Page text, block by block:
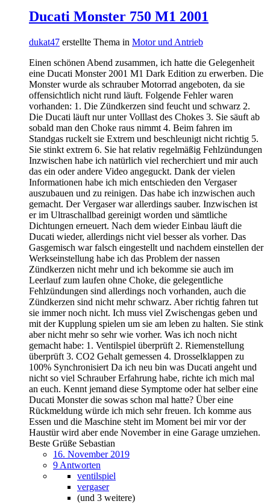
Ducati Monster 750 M1 2001
dukat47 erstellte Thema in Motor und Antrieb
Einen schönen Abend zusammen, ich hatte die Gelegenheit
eine Ducati Monster 2001 M1 Dark Edition zu erwerben. Die
Monster wurde als schrauber Motorrad angeboten, da sie
offensichtlich nicht rund läuft. Folgende Fehler waren
vorhanden: 1. Die Zündkerzen sind feucht und schwarz 2.
Die Ducati läuft nur unter Volllast des Chokes 3. Sie säuft ab
sobald man den Choke raus nimmt 4. Beim fahren im
Standgas ruckelt sie Extrem und beschleunigt nicht richtig 5.
Sie stinkt extrem 6. Sie hat relativ regelmäßig Fehlzündungen
Inzwischen habe ich natürlich viel recherchiert und mir auch
das ein oder andere Video angeguckt. Dank der vielen
Informationen habe ich mich entschieden den Vergaser
auszubauen und zu reinigen. Das habe ich inzwischen auch
gemacht. Der Vergaser war allerdings sauber. Inzwischen ist
er im Ultraschallbad gereinigt worden und sämtliche
Dichtungen erneuert. Nach dem wieder Einbau läuft die
Ducati wieder, allerdings nicht viel besser als vorher. Das
Gasgemisch war falsch eingestellt und nachdem einstellen der
Werkseinstellung habe ich das Problem der nassen
Zündkerzen nicht mehr und ich bekomme sie auch im
Leerlauf zum laufen ohne Choke, die gelegentliche
Fehlzündungen sind allerdings noch vorhanden, auch die
Zündkerzen sind nicht mehr schwarz. Aber richtig fahren tut
sie immer noch nicht. Ich muss viel Zwischengas geben und
mit der Kupplung spielen um sie am leben zu halten. Sie stink
aber nicht mehr so sehr wie vorher. Was ich noch nicht
gemacht habe: 1. Ventilspiel überprüft 2. Riemenstellung
überprüft 3. CO2 Gehalt gemessen 4. Drosselklappen zu
100% Synchronisiert Da ich neu bin was Ducati angeht und
nicht so viel Schrauber Erfahrung habe, richte ich mich mal
an euch. Kennt jemand diese Symptome oder hat selber eine
Ducati Monster die sowas schon mal hatte? Über eine
Rückmeldung würde ich mich sehr freuen. Ich komme aus
Essen und die Maschine steht im Moment bei mir vor der
Haustür wird aber ende November in eine Garage umziehen.
Beste Grüße Sebastian
16. November 2019
9 Antworten
ventilspiel
vergaser
(und 3 weitere)